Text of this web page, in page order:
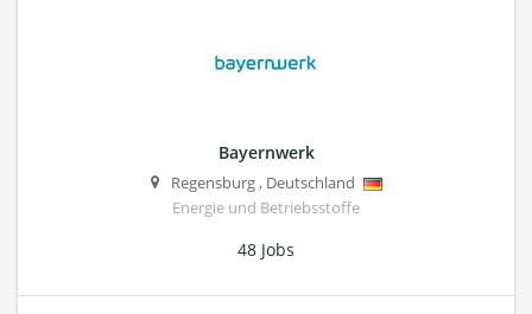
Bayernwerk
Regensburg, Deutschland
Energie und Betriebsstoffe
48 Jobs